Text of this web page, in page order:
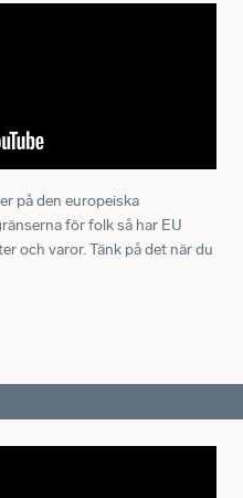
på den europeiska
för folk så har EU
och varor. Tänk på det när du